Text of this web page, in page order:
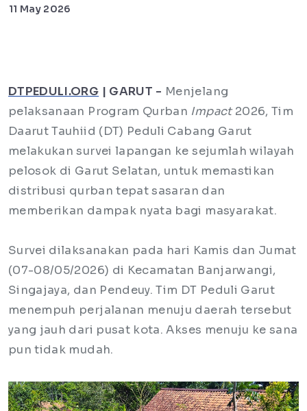
11 May 2026
DTPEDULI.ORG | GARUT - Menjelang
pelaksanaan Program Qurban Impact2026, Tim
Daarut Tauhiid (DT) Peduli Cabang Garut
melakukan survei lapangan ke sejumlah wilayah
pelosok di Garut Selatan, untuk memastikan
distribusi qurban tepat sasaran dan
memberikan dampak nyata bagi masyarakat.
Survei dilaksanakan pada hari Kamis dan Jumat
(07-08/05/2026) di Kecamatan Banjarwangi,
Singajaya, dan Pendeuy. Tim DT Peduli Garut
menempuh perjalanan menuju daerah tersebut
yang jauh dari pusat kota. Akses menuju ke sana
pun tidak mudah.